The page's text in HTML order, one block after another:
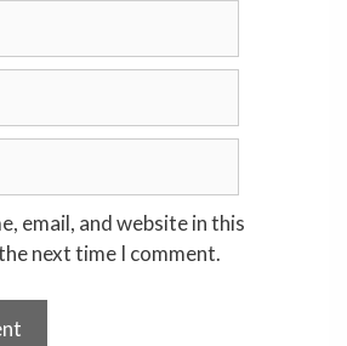
email, and website in this
next time I comment.